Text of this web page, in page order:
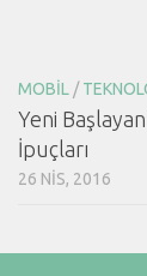
MOBIL /
Yeni
İpuçları
26 NIS, 2016